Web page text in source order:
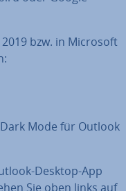
bzw. in Microsoft
Mode für Outlook
Desktop-App
Sie oben links auf